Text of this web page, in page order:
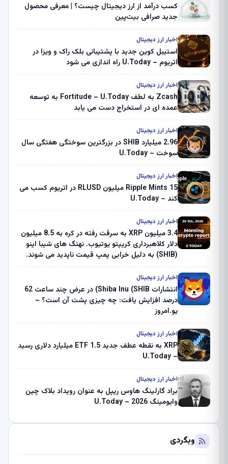
کسب درآمد از ارز دیجیتال چیست؟ | معرفی محصول
جدید صرافی بیت‌پین
اخبار ارز دیجیتال
استیبل کوین جدید با پشتیبانی بلک راک و ویزا در
اتریوم – U.Today راه اندازی می شود
اخبار ارز دیجیتال
Zcash به لطف Fortitude – U.Today به توسعه
عمده ای در استخراج دست می یابد
اخبار ارز دیجیتال
2.96 میلیارد SHIB در بزرگترین سوختگی هفتگی سال
سوخت – U.Today
اخبار ارز دیجیتال
Ripple Mints 15 میلیون RLUSD در اتریوم کسب می
کند – U.Today
اخبار ارز دیجیتال
3.4 میلیون XRP به سرقت رفته در کره به 8.5 میلیون
دلار کلاهبرداری کریپتو یوتیوب. نهنگ های شیبا اینو
(SHIB) به دلیل خرابی پمپ قیمت ناپدید می شوند.
ثبت کرد – گزارش کریپتو صبح – U.Today
اخبار ارز دیجیتال
انتشارات Shiba Inu (SHIB) در عرض چند ساعت 62
درصد افزایش یافت: چه چیزی پشت آن است؟ –
یو.امروز
اخبار ارز دیجیتال
XRP به نقطه عطف جدید ETF 1.5 میلیارد دلاری رسید
– U.Today
اخبار ارز دیجیتال
براد گارلینگ هاوس ریپل به عنوان رویداد بلاک چین
وایومینگ 2026 – U.Today
وبگردی